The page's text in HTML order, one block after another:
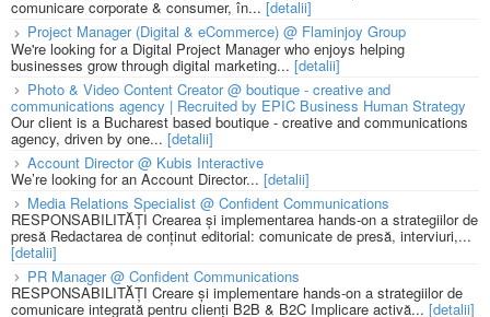
comunicare corporate & consumer, în... [detalii]
Project Manager (Digital & eCommerce) @ Flaminjoy Group
We're looking for a Digital Project Manager who enjoys helping
businesses grow through digital marketing... [detalii]
Photo & Video Content Creator @ boutique - creative and
communications agency | Recruited by EPIC Business Human Strategy
Our client is a Bucharest based boutique - creative and communications
agency, driven by one... [detalii]
Account Director @ Kubis Interactive
We’re looking for an Account Director... [detalii]
Media Relations Specialist @ Confident Communications
RESPONSABILITĂȚI Crearea și implementarea hands-on a strategiilor de
presă Redactarea de conținut editorial: comunicate de presă, interviuri,...
[detalii]
PR Manager @ Confident Communications
RESPONSABILITĂȚI Creare și implementare hands-on a strategiilor de
comunicare integrată pentru clienți B2B & B2C Implicare activă... [detalii]